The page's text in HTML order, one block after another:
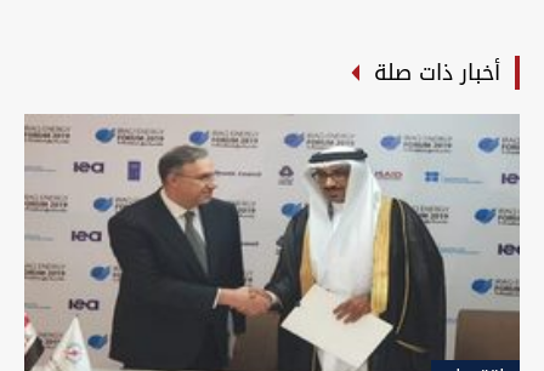
أخبار ذات صلة